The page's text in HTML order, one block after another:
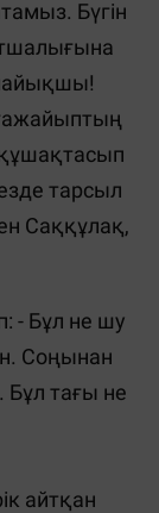
Бүгін
тарсыл
Саққұлақ,
- Бұл не шу
Соңынан
Бұл тағы не
айтқан